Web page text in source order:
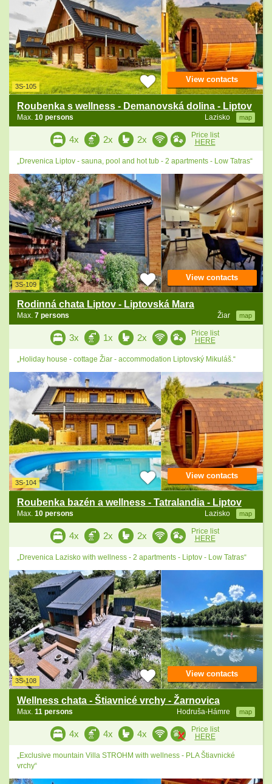
3S-105
Roubenka s wellness - Demanovská dolina - Liptov
Lazisko map
Max. 10 persons
View contacts
4x 2x 2x
Price list
HERE
„Drevenica Liptov - sauna, pool and hot tub - 2 apartments - Low Tatras“
3S-109
Rodinná chata Liptov - Liptovská Mara
Žiar map
Max. 7 persons
View contacts
3x 1x 2x
Price list
HERE
„Holiday house - cottage Žiar - accommodation Liptovský Mikuláš.“
3S-104
Roubenka bazén a wellness - Tatralandia - Liptov
Lazisko map
Max. 10 persons
View contacts
4x 2x 2x
Price list
HERE
„Drevenica Lazisko with wellness - 2 apartments - Liptov - Low Tatras“
3S-108
Wellness chata - Štiavnicé vrchy - Žarnovica
Hodruša-Hámre map
Max. 11 persons
View contacts
4x 4x 4x
Price list
HERE
„Exclusive mountain Villa STROHM with wellness - PLA Štiavnické
vrchy“